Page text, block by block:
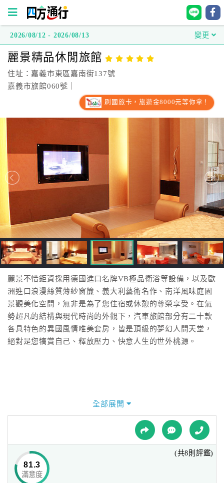
方
通
行
灣
房
接
跟
飯
店
訂
房
HOT
特
色
球
網
2026/08/12 - 2026/08/13 變更
麗景精品休閒旅館
住址：嘉義市東區嘉南街137號
嘉義市旅館060號｜
刷國旅卡，旅遊金8000元等你拿！
麗景不惜鉅資採用德國進口名牌VB極品衛浴等設備，以及歐
洲進口浪漫絲質薄紗窗簾、義大利藝術名作、南洋風味庭園
景觀美化空間，無非是為了您住宿或休憩的尊榮享受。在氣
勢超凡的結構與現代時尚的外觀下，汽車旅館部分有二十款
各具特色的異國風情唯美套房，皆是頂級的夢幻人間天堂，
絕對是您犒賞自己、釋放壓力、快意人生的世外桃源。
全部展開
81.3
滿意度
(共8則評鑑)